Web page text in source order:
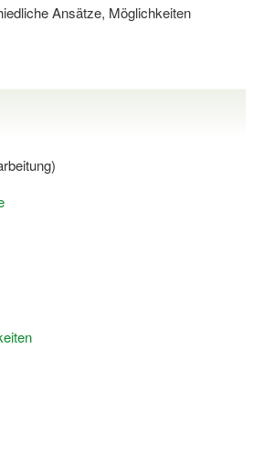
Ansätze, Möglichkeiten